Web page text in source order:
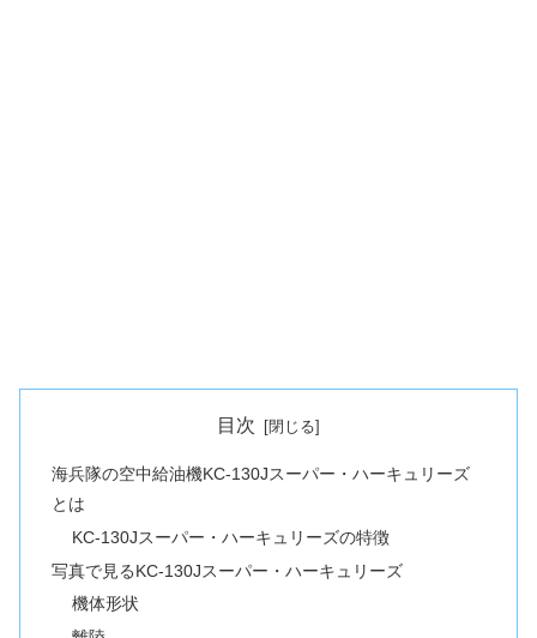
目次
海兵隊の空中給油機KC-130Jスーパー・ハーキュリーズ
とは
KC-130Jスーパー・ハーキュリーズの特徴
写真で見るKC-130Jスーパー・ハーキュリーズ
機体形状